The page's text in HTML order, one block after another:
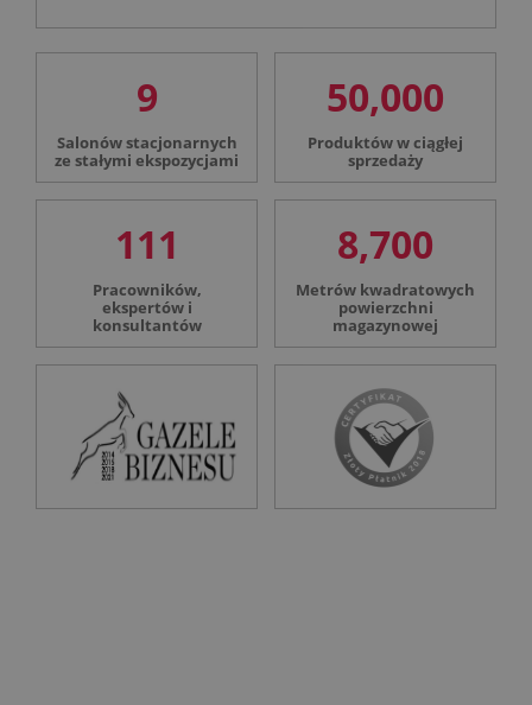
9
Salonów stacjonarnych
ze stałymi ekspozycjami
50,000
Produktów w ciągłej
sprzedaży
111
Pracowników,
ekspertów i
konsultantów
8,700
Metrów kwadratowych
powierzchni
magazynowej